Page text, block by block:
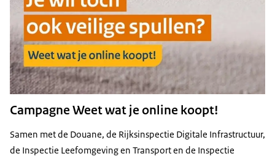
Campagne Weet wat je online koopt!
Samen met de Douane, de Rijksinspectie Digitale Infrastructuur,
de Inspectie Leefomgeving en Transport en de Inspectie